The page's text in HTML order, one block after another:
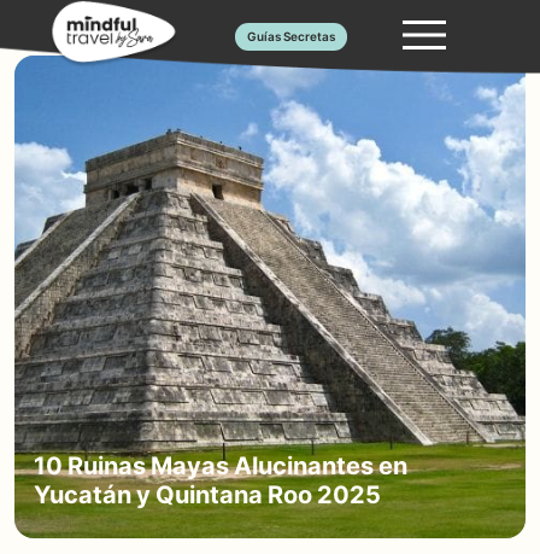
Saltar
al
contenido
Guías Secretas
10 Ruinas Mayas Alucinantes en
Yucatán y Quintana Roo 2025